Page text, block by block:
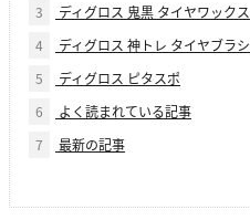
3
ディグロス 鬼黒 タイヤワックス
4
ディグロス 神トレ タイヤブラシ
5
ディグロス ピタスポ
6
よく読まれている記事
7
最新の記事